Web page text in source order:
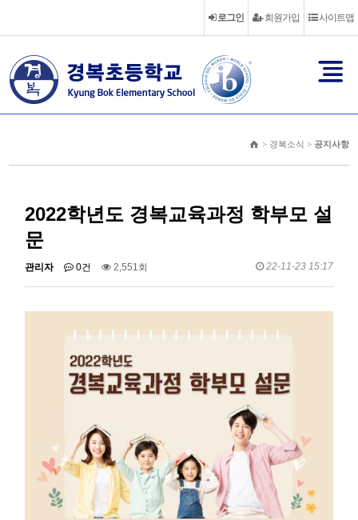
사이트맵
회원가입
로그인
> 경복소식 > 공지사항
2022학년도 경복교육과정 학부모 설
문
관리자 0건 2,551회 22-11-23 15:17